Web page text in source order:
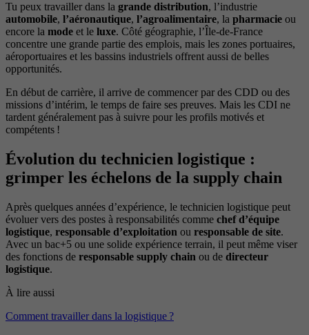
Tu peux travailler dans la grande distribution, l’industrie
automobile, l’aéronautique, l’agroalimentaire, la pharmacie ou
encore la mode et le luxe. Côté géographie, l’Île-de-France
concentre une grande partie des emplois, mais les zones portuaires,
aéroportuaires et les bassins industriels offrent aussi de belles
opportunités.
En début de carrière, il arrive de commencer par des CDD ou des
missions d’intérim, le temps de faire ses preuves. Mais les CDI ne
tardent généralement pas à suivre pour les profils motivés et
compétents !
Évolution du technicien logistique :
grimper les échelons de la supply chain
Après quelques années d’expérience, le technicien logistique peut
évoluer vers des postes à responsabilités comme chef d’équipe
logistique, responsable d’exploitation ou responsable de site.
Avec un bac+5 ou une solide expérience terrain, il peut même viser
des fonctions de responsable supply chain ou de directeur
logistique.
À lire aussi
Comment travailler dans la logistique ?